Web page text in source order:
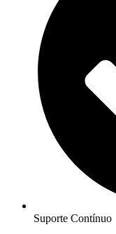
Suporte Contínuo